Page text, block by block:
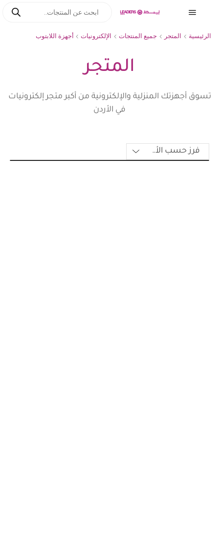
الرئيسية المتجر جميع المنتجات الإلكترونيات أجهزة اللابتوب
المتجر
تسوق أجهزتك المنزلية والإلكترونية من أكبر متجر إلكترونيات
في الأردن